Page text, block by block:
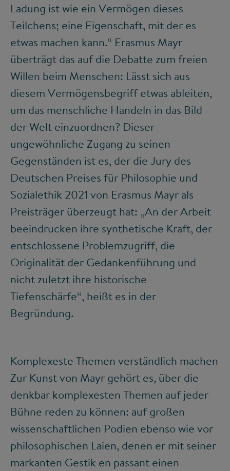
Ladung ist wie ein Vermögen dieses
Teilchens; eine Eigenschaft, mit der es
etwas machen kann.“ Erasmus Mayr
überträgt das auf die Debatte zum freien
Willen beim Menschen: Lässt sich aus
diesem Vermögensbegriff etwas ableiten,
um das menschliche Handeln in das Bild
der Welt einzuordnen? Dieser
ungewöhnliche Zugang zu seinen
Gegenständen ist es, der die Jury des
Deutschen Preises für Philosophie und
Sozialethik 2021 von Erasmus Mayr als
Preisträger überzeugt hat: „An der Arbeit
beeindrucken ihre synthetische Kraft, der
entschlossene Problemzugriff, die
Originalität der Gedankenführung und
nicht zuletzt ihre historische
Tiefenschärfe“, heißt es in der
Begründung.
Komplexeste Themen verständlich machen
Zur Kunst von Mayr gehört es, über die
denkbar komplexesten Themen auf jeder
Bühne reden zu können: auf großen
wissenschaftlichen Podien ebenso wie vor
philosophischen Laien, denen er mit seiner
markanten Gestik en passant einen